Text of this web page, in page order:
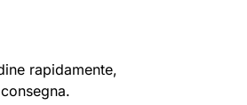
rapidamente,